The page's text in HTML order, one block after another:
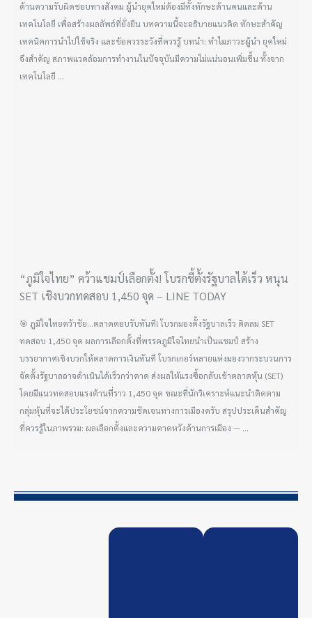
ด้านความรับผิดชอบทางสังคม ผู้นำยุคใหม่ต้องมีทั้งทักษะด้านคนและด้าน
เทคโนโลยี เพื่อสร้างผลลัพธ์ที่ยั่งยืน บทความนี้จะอธิบายแนวคิด ทักษะสำคัญ
เทคนิคการนำไปใช้จริง และข้อควรระวังที่ควรรู้ บทนำ: ทำไมภาวะผู้นำ ยุคใหม่
จึงสำคัญ สภาพแวดล้อมการทำงานในปัจจุบันมีความไม่แน่นอนเพิ่มขึ้น ทั้งจาก
เทคโนโลยี ...
“ภูมิใจไทย” คว้าแชมป์เลือกตั้ง! โบรกชี้ตั้งรัฐบาลได้เร็ว หนุน
SET เชิงบวกทดสอบ 1,450 จุด – LINE TODAY
🎯 ภูมิใจไทยคว้าชัย…ตลาดตอบรับทันที! โบรกมองตั้งรัฐบาลเร็ว ติดลม SET
ทดสอบ 1,450 จุด ผลการเลือกตั้งที่พรรคภูมิใจไทยนำเป็นแชมป์ สร้าง
บรรยากาศเชิงบวกให้ตลาดการเงินทันที โบรกเกอร์หลายแห่งมองวากระบวนการ
จัดตั้งรัฐบาลอาจดำเนินได้เร็วกว่าคาด ส่งผลให้แรงซื้อกลับเข้าตลาดหุ้น (SET)
โดยมีแนวทดสอบแรงต้านที่ราว 1,450 จุด ขณะที่นักวิเคราะห์แนะนำติดตาม
กลุ่มหุ้นที่จะได้ประโยชน์จากความชัดเจนทางการเมืองครับ สรุปประเด็นสำคัญ
ที่ควรรู้ในภาพรวม: ผลเลือกตั้งและความคาดหวังด้านการเมือง — ...